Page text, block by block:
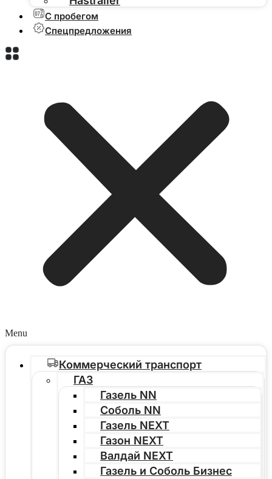
С пробегом
Спецпредложения
Menu
Коммерческий транспорт
ГАЗ
Газель NN
Соболь NN
Газель NEXT
Газон NEXT
Валдай NEXT
Газель и Соболь Бизнес